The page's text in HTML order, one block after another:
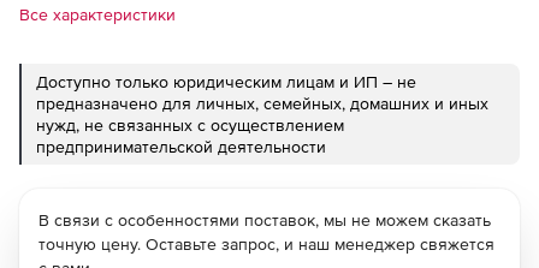
Все характеристики
Доступно только юридическим лицам и ИП – не
предназначено для личных, семейных, домашних и иных
нужд, не связанных с осуществлением
предпринимательской деятельности
В связи с особенностями поставок, мы не можем сказать
точную цену. Оставьте запрос, и наш менеджер свяжется